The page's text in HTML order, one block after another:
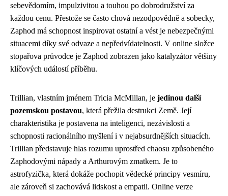
sebevědomím, impulzivitou a touhou po dobrodružství za
každou cenu. Přestože se často chová nezodpovědně a sobecky,
Zaphod má schopnost inspirovat ostatní a vést je nebezpečnými
situacemi díky své odvaze a nepředvídatelnosti. V online složce
stopařova průvodce je Zaphod zobrazen jako katalyzátor většiny
klíčových událostí příběhu.
Trillian, vlastním jménem Tricia McMillan, je jedinou další
pozemskou postavou, která přežila destrukci Země. Její
charakteristika je postavena na inteligenci, nezávislosti a
schopnosti racionálního myšlení i v nejabsurdnějších situacích.
Trillian představuje hlas rozumu uprostřed chaosu způsobeného
Zaphodovými nápady a Arthurovým zmatkem. Je to
astrofyzička, která dokáže pochopit vědecké principy vesmíru,
ale zároveň si zachovává lidskost a empatii. Online verze